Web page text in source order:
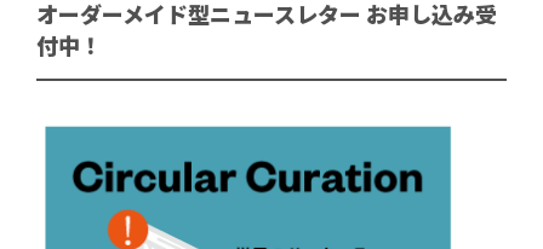
オーダーメイド型ニュースレター お申し込み受
付中！